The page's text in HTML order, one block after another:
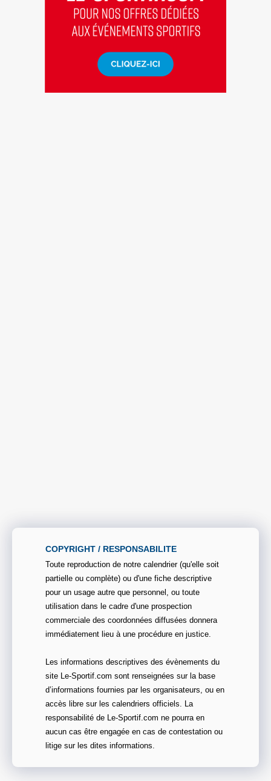
COPYRIGHT / RESPONSABILITE
Toute reproduction de notre calendrier (qu'elle soit
partielle ou complète) ou d'une fiche descriptive
pour un usage autre que personnel, ou toute
utilisation dans le cadre d'une prospection
commerciale des coordonnées diffusées donnera
immédiatement lieu à une procédure en justice.
Les informations descriptives des évènements du
site Le-Sportif.com sont renseignées sur la base
d’informations fournies par les organisateurs, ou en
accès libre sur les calendriers officiels. La
responsabilité de Le-Sportif.com ne pourra en
aucun cas être engagée en cas de contestation ou
litige sur les dites informations.